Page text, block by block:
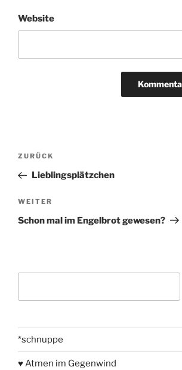
Website
Beitragsnavigation
Vorheriger
Beitrag
ZURÜCK
Lieblingsplätzchen
Nächster
Beitrag
WEITER
Schon mal im Engelbrot gewesen?
*schnuppe
♥ Atmen im Gegenwind